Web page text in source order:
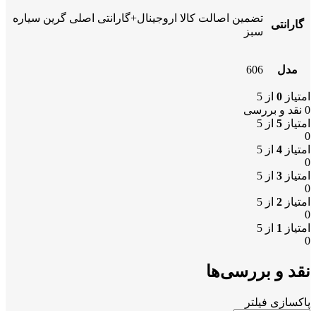
گارانتی
تضمین اصالت کالا اروجینال+گارانتی اصلی گرین سیاره
سبز
مدل 606
امتیاز 0 از 5
0 نقد و بررسی
امتیاز 5 از 5
0
امتیاز 4 از 5
0
امتیاز 3 از 5
0
امتیاز 2 از 5
0
امتیاز 1 از 5
0
نقد و بررسی‌ها
پاکسازی فیلتر